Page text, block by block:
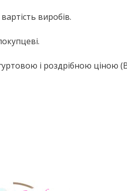
виробів.
і роздрібною ціною